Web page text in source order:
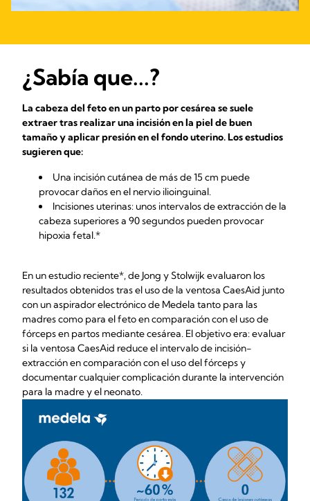
¿Sabía que...?
La cabeza del feto en un parto por cesárea se suele
extraer tras realizar una incisión en la piel de buen
tamaño y aplicar presión en el fondo uterino. Los estudios
sugieren que:
Una incisión cutánea de más de 15 cm puede
provocar daños en el nervio ilioinguinal.
Incisiones uterinas: unos intervalos de extracción de la
cabeza superiores a 90 segundos pueden provocar
hipoxia fetal.*
En un estudio reciente*, de Jong y Stolwijk evaluaron los
resultados obtenidos tras el uso de la ventosa CaesAid junto
con un aspirador electrónico de Medela tanto para las
madres como para el feto en comparación con el uso de
fórceps en partos mediante cesárea. El objetivo era: evaluar
si la ventosa CaesAid reduce el intervalo de incisión-
extracción en comparación con el uso del fórceps y
documentar cualquier complicación durante la intervención
para la madre y el neonato.